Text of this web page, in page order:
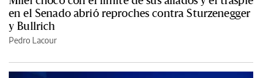
en el Senado abrió reproches contra Sturzenegger
y Bullrich
Pedro Lacour